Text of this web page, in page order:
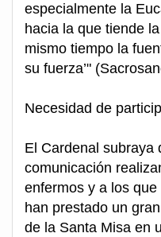
especialmente la
hacia la que tiende
mismo tiempo la
su fuerza’"
Necesidad de
El Cardenal subraya
comunicación
enfermos y a los
han prestado un
de la Santa Misa en